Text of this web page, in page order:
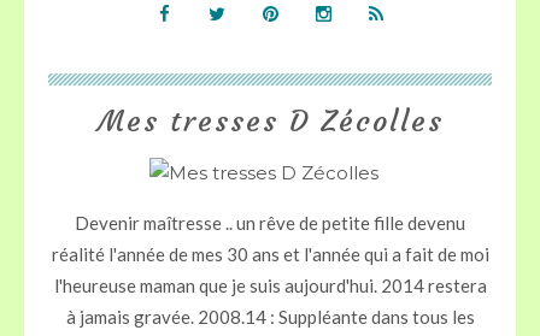
Mes tresses D Zécolles
Devenir maîtresse .. un rêve de petite fille devenu
réalité l'année de mes 30 ans et l'année qui a fait de moi
l'heureuse maman que je suis aujourd'hui. 2014 restera
à jamais gravée. 2008.14 : Suppléante dans tous les